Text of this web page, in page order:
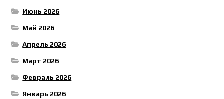
Июнь 2026
Май 2026
Апрель 2026
Март 2026
Февраль 2026
Январь 2026